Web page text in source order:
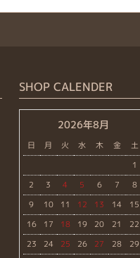
SHOP CALENDER
2026年8月
日 月 火 水 木 金
土
1
2
3 4 5 6 7
8
9
10 11 12 13 14
15
16
17 18 19 20 21
22
23
24 25 26 27 28 29